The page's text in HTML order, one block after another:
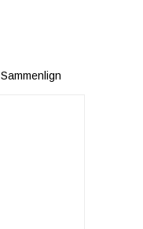
Sammenlign